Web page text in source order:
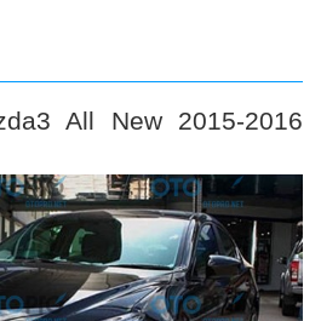
All New 2015-2016